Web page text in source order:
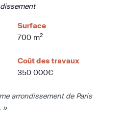
Surface
700 m2
Coût des travaux
350 000€
arrondissement de Paris
»